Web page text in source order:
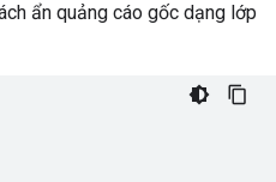
ẩn quảng cáo gốc dạng lớp